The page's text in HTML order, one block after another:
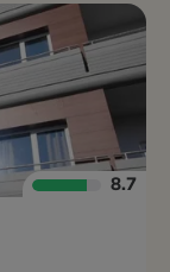
8.7